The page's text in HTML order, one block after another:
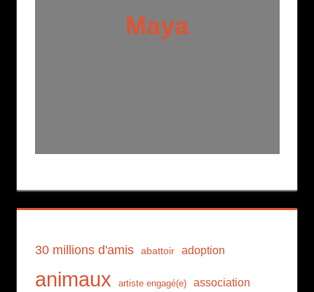
Maya
30 millions d'amis abattoir adoption
animaux artiste engagé(e) association